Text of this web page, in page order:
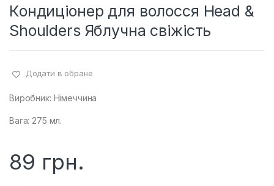
Кондиціонер для волосся Head &
Shoulders Яблучна свіжість
Додати в обране
Виробник: Німеччина
Вага: 275 мл.
89 грн.